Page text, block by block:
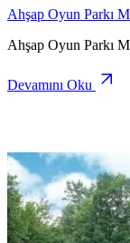
Ahşap Oyun Parkı
Ahşap Oyun Parkı
Devamını Oku